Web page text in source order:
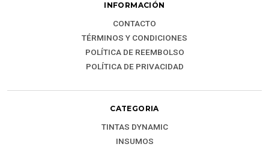
INFORMACIÓN
CONTACTO
TÉRMINOS Y CONDICIONES
POLÍTICA DE REEMBOLSO
POLÍTICA DE PRIVACIDAD
CATEGORIA
TINTAS DYNAMIC
INSUMOS